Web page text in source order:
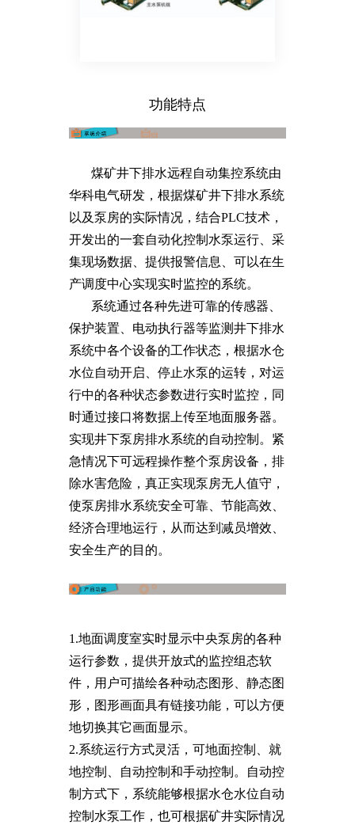
功能特点
煤矿井下排水远程自动集控系统由
华科电气研发，根据煤矿井下排水系统
以及泵房的实际情况，结合PLC技术，
开发出的一套自动化控制水泵运行、采
集现场数据、提供报警信息、可以在生
产调度中心实现实时监控的系统。
系统通过各种先进可靠的传感器、
保护装置、电动执行器等监测井下排水
系统中各个设备的工作状态，根据水仓
水位自动开启、停止水泵的运转，对运
行中的各种状态参数进行实时监控，同
时通过接口将数据上传至地面服务器。
实现井下泵房排水系统的自动控制。紧
急情况下可远程操作整个泵房设备，排
除水害危险，真正实现泵房无人值守，
使泵房排水系统安全可靠、节能高效、
经济合理地运行，从而达到减员增效、
安全生产的目的。
1.地面调度室实时显示中央泵房的各种
运行参数，提供开放式的监控组态软
件，用户可描绘各种动态图形、静态图
形，图形画面具有链接功能，可以方便
地切换其它画面显示。
2.系统运行方式灵活，可地面控制、就
地控制、自动控制和手动控制。自动控
制方式下，系统能够根据水仓水位自动
控制水泵工作，也可根据矿井实际情况